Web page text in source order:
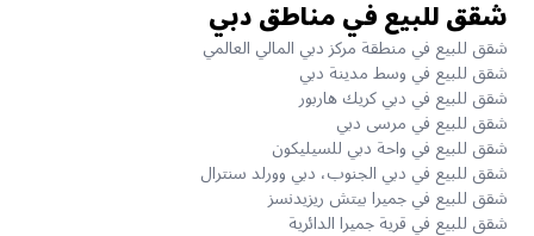
شقق للبيع في مناطق دبي
شقق للبيع في منطقة مركز دبي المالي العالمي
شقق للبيع في وسط مدينة دبي
شقق للبيع في دبي كريك هاربور
شقق للبيع في مرسى دبي
شقق للبيع في واحة دبي للسيليكون
شقق للبيع في دبي الجنوب، دبي وورلد سنترال
شقق للبيع في جميرا بيتش ريزيدنسز
شقق للبيع في قرية جميرا الدائرية